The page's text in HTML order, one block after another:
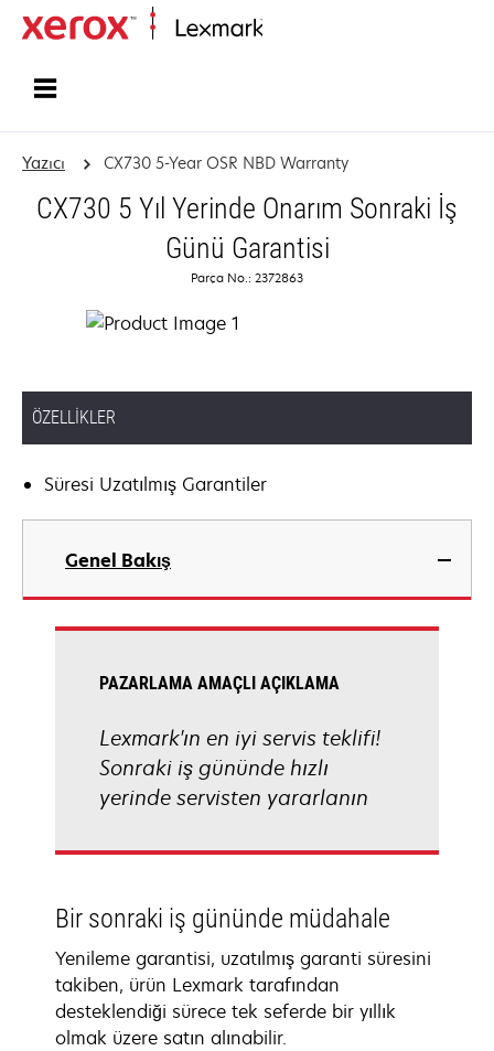
Yazıcı CX730 5-Year OSR NBD Warranty
CX730 5 Yıl Yerinde Onarım Sonraki İş
Günü Garantisi
Parça No.: 2372863
ÖZELLIKLER
Süresi Uzatılmış Garantiler
Genel Bakış
PAZARLAMA AMAÇLI AÇIKLAMA
Lexmark'ın en iyi servis teklifi!
Sonraki iş gününde hızlı
yerinde servisten yararlanın
Bir sonraki iş gününde müdahale
Yenileme garantisi, uzatılmış garanti süresini
takiben, ürün Lexmark tarafından
desteklendiği sürece tek seferde bir yıllık
olmak üzere satın alınabilir.